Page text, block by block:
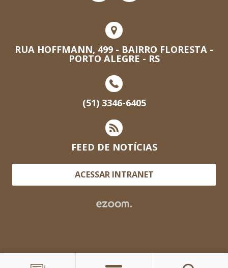
RUA HOFFMANN, 499 - BAIRRO FLORESTA -
PORTO ALEGRE - RS
(51) 3346-6405
FEED DE NOTÍCIAS
ACESSAR INTRANET